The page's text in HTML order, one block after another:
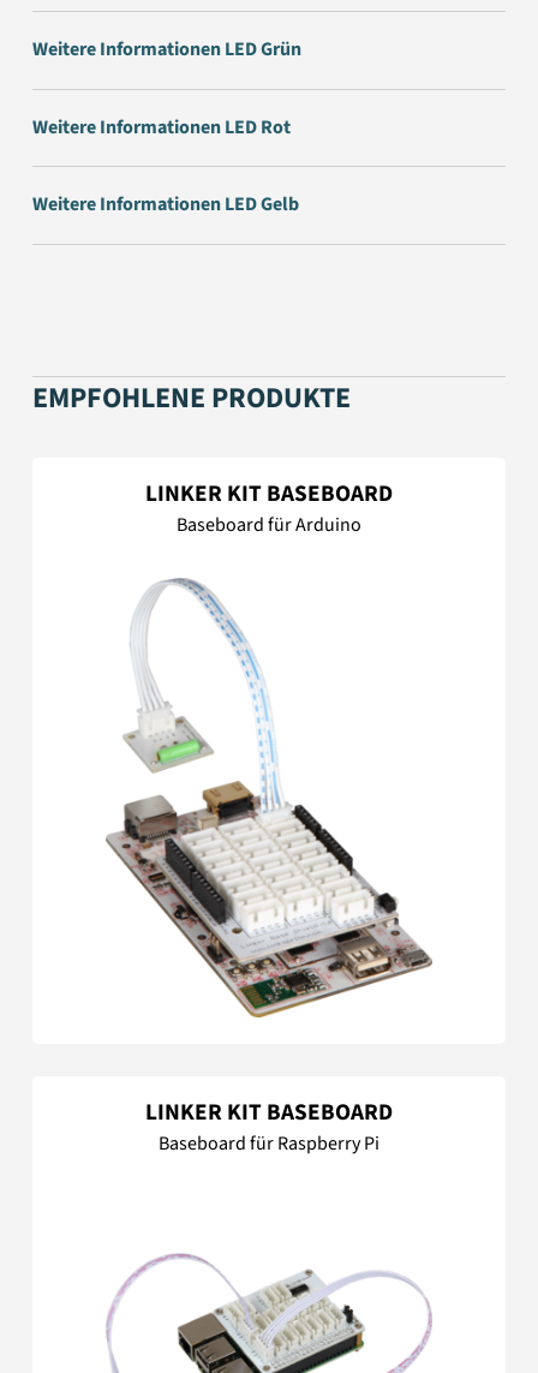
Weitere Informationen LED Grün
Weitere Informationen LED Rot
Weitere Informationen LED Gelb
EMPFOHLENE PRODUKTE
LINKER KIT BASEBOARD
Baseboard für Arduino
LINKER KIT BASEBOARD
Baseboard für Raspberry Pi